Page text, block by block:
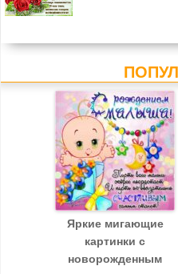
Яркие мигающие
картинки с
новорожденным